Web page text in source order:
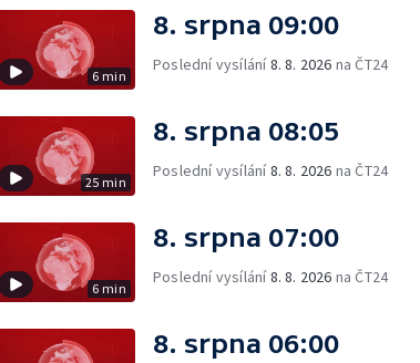
6 min
8. srpna 09:00
Poslední vysílání8. 8. 2026 na ČT24
25 min
8. srpna 08:05
Poslední vysílání8. 8. 2026 na ČT24
6 min
8. srpna 07:00
Poslední vysílání8. 8. 2026 na ČT24
8. srpna 06:00